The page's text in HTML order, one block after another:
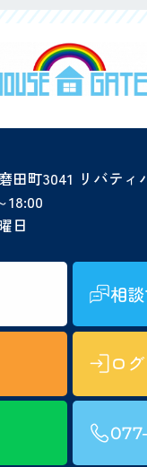
田町3041 リバティ
18:00
日
相
ロ